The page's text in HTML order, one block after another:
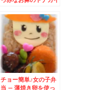
タクロース♪
チョー簡単♪女の子弁
当 – 薄焼き卵を使っ